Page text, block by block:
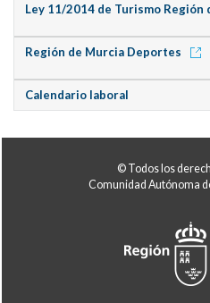
Ley 11/2014 de Turismo Región
Región de Murcia Deportes
Calendario laboral
© Todos los
Comunidad Autónoma